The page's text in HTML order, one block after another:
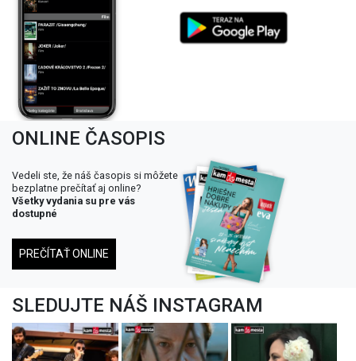
ONLINE ČASOPIS
Vedeli ste, že náš časopis si môžete
bezplatne prečítať aj online?
Všetky vydania su pre vás
dostupné
PREČÍTAŤ ONLINE
SLEDUJTE NÁŠ INSTAGRAM